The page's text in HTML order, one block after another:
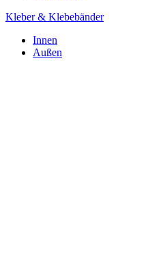
Kleber & Klebebänder
Innen
Außen